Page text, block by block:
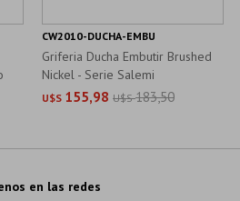
Griferia Ducha Embutir Brushed
Nickel - Serie Salemi
U$S 155,98 U$S 183,50
CW2010-DUCHA-EMBU
en las redes